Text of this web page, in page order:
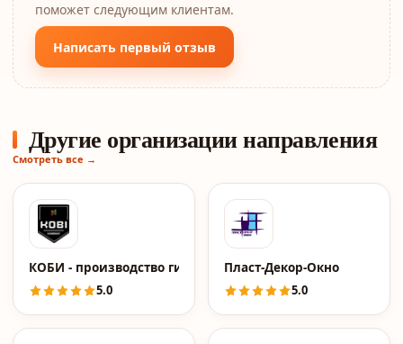
поможет следующим клиентам.
Написать первый отзыв
Другие организации направления
Смотреть все →
КОБИ - производство гибких материалов
5.0
Пласт-Декор-Окно
5.0